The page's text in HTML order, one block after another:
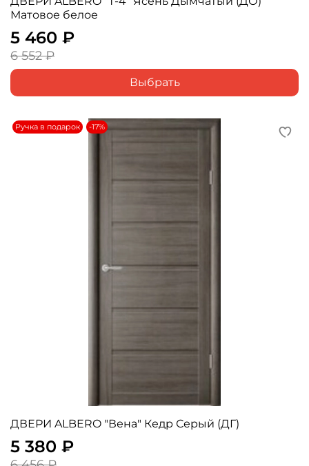
Матовое белое
5 460 ₽
6 552 ₽
Выбрать
Ручка в подарок -17%
ДВЕРИ ALBERO "Вена" Кедр Серый (ДГ)
5 380 ₽